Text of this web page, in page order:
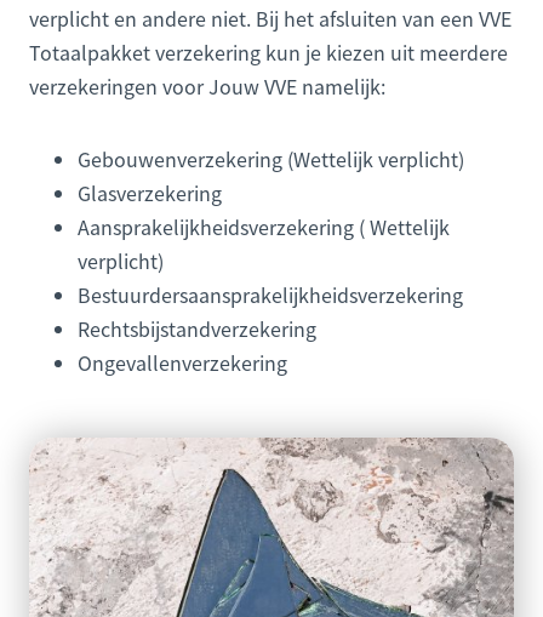
verplicht en andere niet. Bij het afsluiten van een VVE
Totaalpakket verzekering kun je kiezen uit meerdere
verzekeringen voor Jouw VVE namelijk:
Gebouwenverzekering (Wettelijk verplicht)
Glasverzekering
Aansprakelijkheidsverzekering ( Wettelijk
verplicht)
Bestuurdersaansprakelijkheidsverzekering
Rechtsbijstandverzekering
Ongevallenverzekering